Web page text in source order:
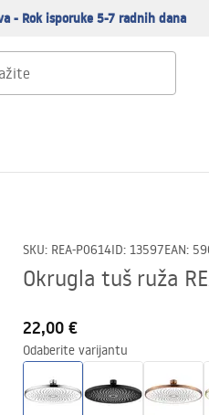
- Rok isporuke 5-7 radnih dana
SKU: REA-P0614ID: 13597EAN:
Okrugla tuš ruža
22,00 €
Odaberite varijantu